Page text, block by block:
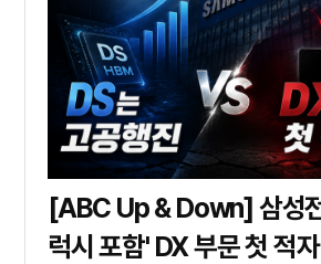
[ABC Up & Down] 삼성전자, 역대급 실적의 그늘…'갤
럭시 포함' DX 부문 첫 적자